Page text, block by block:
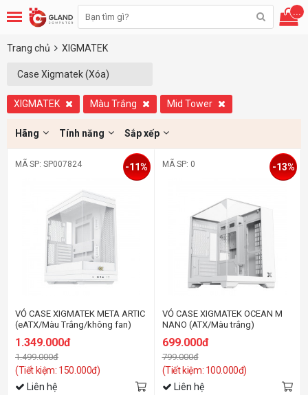
...
Trang chủ XIGMATEK
Case Xigmatek (Xóa)
XIGMATEK Màu Trắng Mid Tower
Hãng Tính năng Sắp xếp
MÃ SP: SP007824
VỎ CASE XIGMATEK META ARTIC
(eATX/Màu Trắng/không fan)
1.349.000đ
1.499.000đ
(Tiết kiệm: 150.000đ)
-11%
Liên hệ
MÃ SP: 0
VỎ CASE XIGMATEK OCEAN M
NANO (ATX/Màu trắng)
699.000đ
799.000đ
(Tiết kiệm: 100.000đ)
-13%
Liên hệ